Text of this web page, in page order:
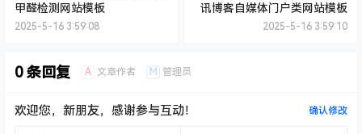
甲醛检测网站模板
2025-5-16 3:59:08
讯博客自媒体门户类网站模板
2025-5-16 3:59:10
0 条回复 A 文章作者 M 管理员
欢迎您，新朋友，感谢参与互动！ 确认修改